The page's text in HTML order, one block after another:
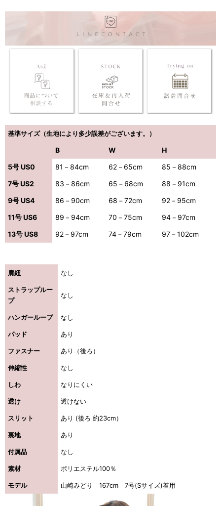
基準サイズ（生地により多少誤差がございます。）
B W
H
5号 US0
81－84cm 62－65cm
85－88cm
7号 US2
83－86cm 65－68cm
88－91cm
9号 US4
86－90cm 68－72cm
92－95cm
11号 US6
89－94cm 70－75cm
94－97cm
13号 US8
92－97cm 74－79cm 97－102cm
肩紐 なし
ストラップルー
プ
なし
ハンガーループ なし
パッド あり
ファスナー あり（後ろ）
伸縮性 なし
しわ なりにくい
透け 透けない
スリット あり (後ろ 約23cm）
裏地 あり
付属品 なし
素材 ポリエステル100％
モデル 山崎みどり 167cm 7号(Sサイズ)着用